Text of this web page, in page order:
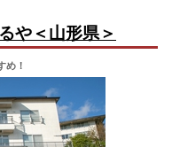
や＜山形県＞
め！